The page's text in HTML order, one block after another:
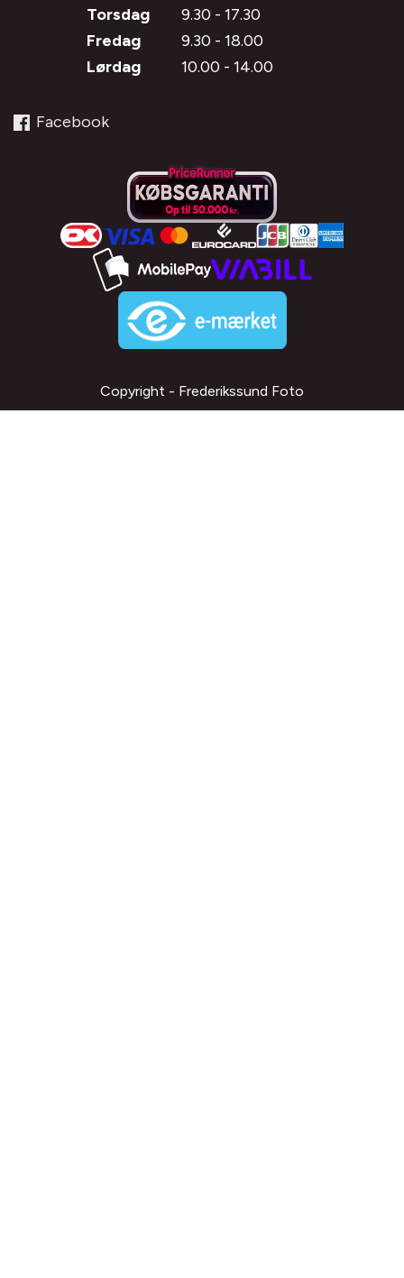
Torsdag
9.30 - 17.30
Fredag
9.30 - 18.00
Lørdag
10.00 - 14.00
Facebook
Copyright - Frederikssund Foto